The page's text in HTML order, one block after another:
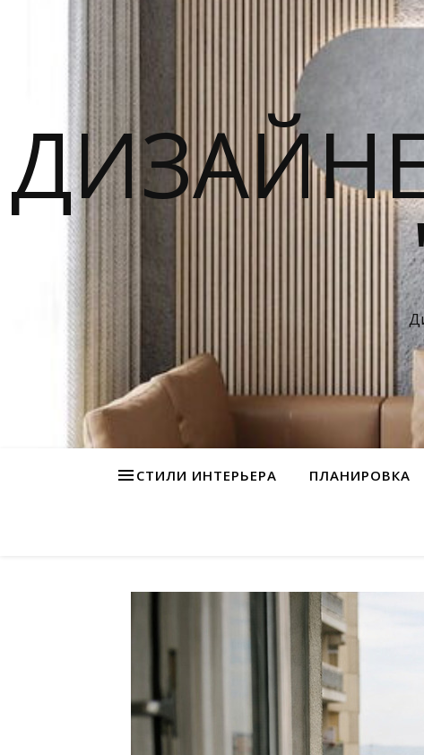
СТИЛИ ИНТЕРЬЕРА ПЛАНИРОВКА